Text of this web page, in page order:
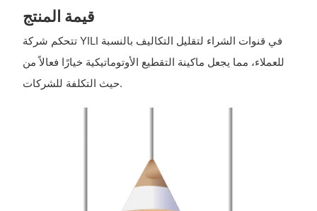
قيمة المنتج
تتحكم شركة YILI في قنوات الشراء لتقليل التكاليف بالنسبة
للعملاء، مما يجعل ماكينة التقطيع الأوتوماتيكية خيارًا فعالاً من
حيث التكلفة للشركات.